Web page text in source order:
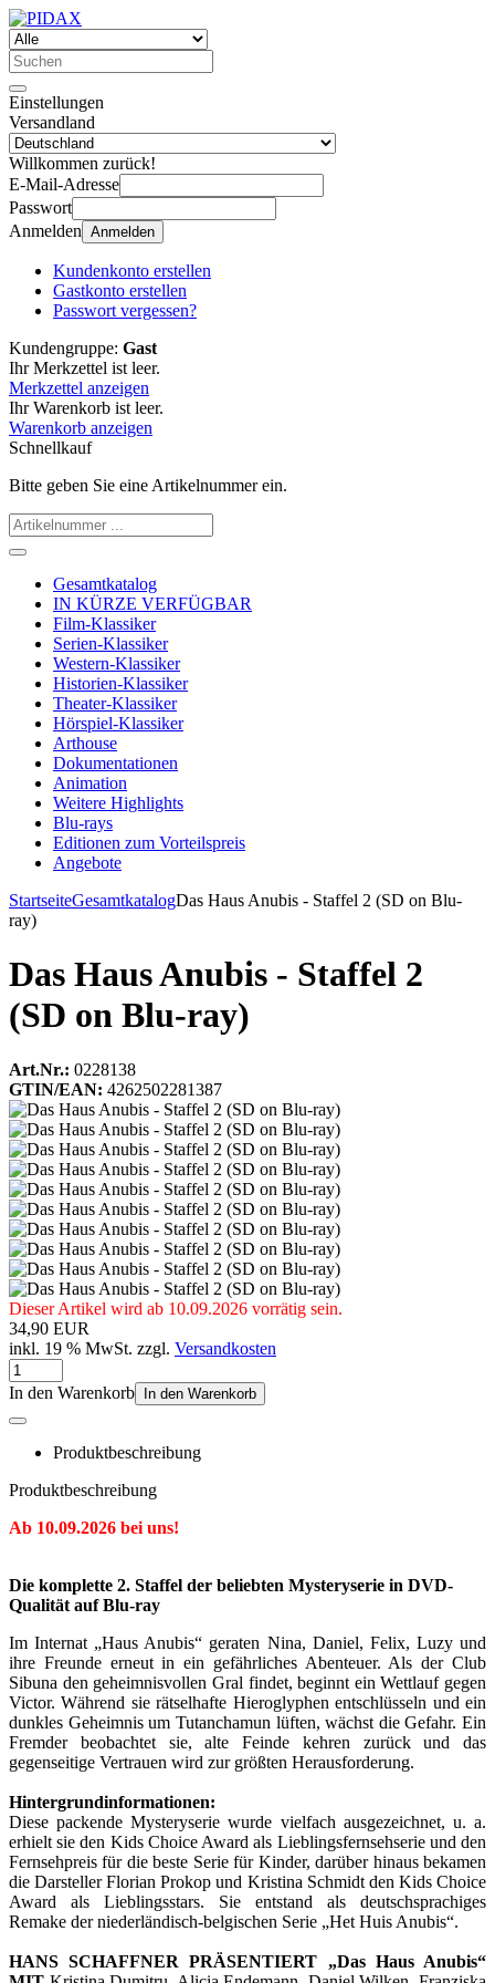
Einstellungen
Versandland
Willkommen zurück!
E-Mail-Adresse
Passwort
Anmelden Anmelden
Kundenkonto erstellen
Gastkonto erstellen
Passwort vergessen?
Kundengruppe: Gast
Ihr Merkzettel ist leer.
Merkzettel anzeigen
Ihr Warenkorb ist leer.
Warenkorb anzeigen
Schnellkauf
Bitte geben Sie eine Artikelnummer ein.
Gesamtkatalog
IN KÜRZE VERFÜGBAR
Film-Klassiker
Serien-Klassiker
Western-Klassiker
Historien-Klassiker
Theater-Klassiker
Hörspiel-Klassiker
Arthouse
Dokumentationen
Animation
Weitere Highlights
Blu-rays
Editionen zum Vorteilspreis
Angebote
StartseiteGesamtkatalogDas Haus Anubis - Staffel 2 (SD on Blu-
ray)
Das Haus Anubis - Staffel 2
(SD on Blu-ray)
Art.Nr.: 0228138
GTIN/EAN: 4262502281387
Dieser Artikel wird ab 10.09.2026 vorrätig sein.
34,90 EUR
inkl. 19 % MwSt. zzgl. Versandkosten
In den Warenkorb In den Warenkorb
Produktbeschreibung
Produktbeschreibung
Ab 10.09.2026 bei uns!
Die komplette 2. Staffel der beliebten Mysteryserie in DVD-
Qualität auf Blu-ray
Im Internat „Haus Anubis“ geraten Nina, Daniel, Felix, Luzy und
ihre Freunde erneut in ein gefährliches Abenteuer. Als der Club
Sibuna den geheimnisvollen Gral findet, beginnt ein Wettlauf gegen
Victor. Während sie rätselhafte Hieroglyphen entschlüsseln und ein
dunkles Geheimnis um Tutanchamun lüften, wächst die Gefahr. Ein
Fremder beobachtet sie, alte Feinde kehren zurück und das
gegenseitige Vertrauen wird zur größten Herausforderung.
Hintergrundinformationen:
Diese packende Mysteryserie wurde vielfach ausgezeichnet, u. a.
erhielt sie den Kids Choice Award als Lieblingsfernsehserie und den
Fernsehpreis für die beste Serie für Kinder, darüber hinaus bekamen
die Darsteller Florian Prokop und Kristina Schmidt den Kids Choice
Award als Lieblingsstars. Sie entstand als deutschsprachiges
Remake der niederländisch-belgischen Serie „Het Huis Anubis“.
HANS SCHAFFNER PRÄSENTIERT „Das Haus Anubis“